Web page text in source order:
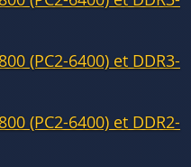
(PC2-6400) et DDR3-
(PC2-6400) et DDR2-